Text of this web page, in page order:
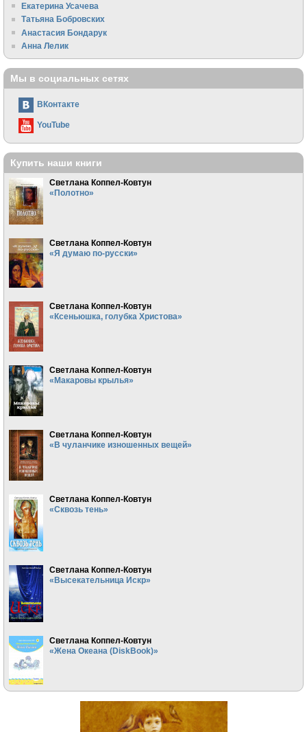
Екатерина Усачева
Татьяна Бобровских
Анастасия Бондарук
Анна Лелик
Мы в социальных сетях
ВКонтакте
YouTube
Купить наши книги
Светлана Коппел-Ковтун
«Полотно»
Светлана Коппел-Ковтун
«Я думаю по-русски»
Светлана Коппел-Ковтун
«Ксеньюшка, голубка Христова»
Светлана Коппел-Ковтун
«Макаровы крылья»
Светлана Коппел-Ковтун
«В чуланчике изношенных вещей»
Светлана Коппел-Ковтун
«Сквозь тень»
Светлана Коппел-Ковтун
«Высекательница Искр»
Светлана Коппел-Ковтун
«Жена Океана (DiskBook)»